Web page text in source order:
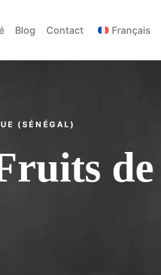
Blog Contact Français
(SÉNÉGAL)